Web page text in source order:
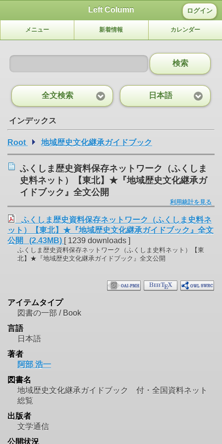
Left Column ログイン
メニュー 新着情報 カレンダー
検索
全文検索 日本語
インデックス
Root 地域歴史文化継承ガイドブック
ふくしま歴史資料保存ネットワーク（ふくしま
史料ネット）【東北】★『地域歴史文化継承ガ
イドブック』全文公開
利用統計を見る
ふくしま歴史資料保存ネットワーク（ふくしま史料ネ
ット）【東北】★『地域歴史文化継承ガイドブック』全文
公開 (2.43MB) [ 1239 downloads ]
ふくしま歴史資料保存ネットワーク（ふくしま史料ネット）【東
北】★『地域歴史文化継承ガイドブック』全文公開
アイテムタイプ
図書の一部 / Book
言語
日本語
著者
阿部 浩一
図書名
地域歴史文化継承ガイドブック 付・全国資料ネット
総覧
出版者
文学通信
公開状況